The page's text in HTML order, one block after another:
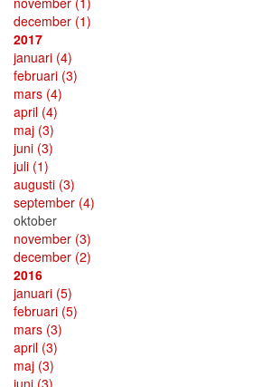
december (1)
2017
januari (4)
februari (3)
mars (4)
april (4)
maj (3)
juni (3)
juli (1)
augusti (3)
september (4)
oktober
november (3)
december (2)
2016
januari (5)
februari (5)
mars (3)
april (3)
maj (3)